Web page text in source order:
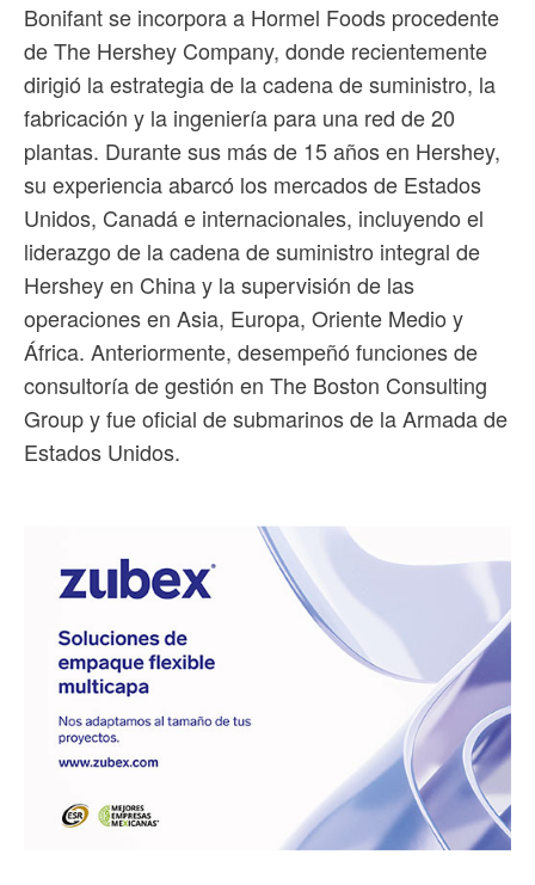
Bonifant se incorpora a Hormel Foods procedente
de The Hershey Company, donde recientemente
dirigió la estrategia de la cadena de suministro, la
fabricación y la ingeniería para una red de 20
plantas. Durante sus más de 15 años en Hershey,
su experiencia abarcó los mercados de Estados
Unidos, Canadá e internacionales, incluyendo el
liderazgo de la cadena de suministro integral de
Hershey en China y la supervisión de las
operaciones en Asia, Europa, Oriente Medio y
África. Anteriormente, desempeñó funciones de
consultoría de gestión en The Boston Consulting
Group y fue oficial de submarinos de la Armada de
Estados Unidos.